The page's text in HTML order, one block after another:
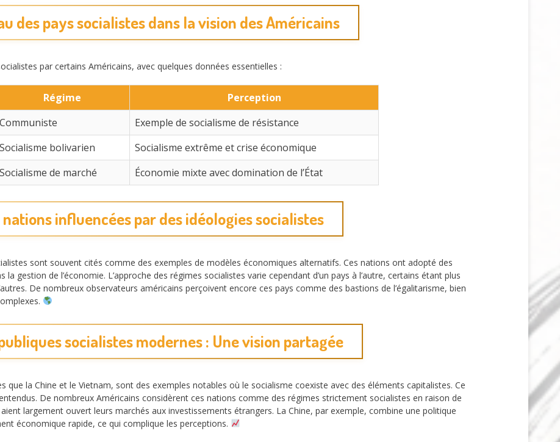
des pays socialistes dans la vision des Américains
par certains Américains, avec quelques données essentielles :
Régime
Perception
Communiste
Exemple de socialisme de résistance
Socialisme bolivarien
Socialisme extrême et crise économique
Socialisme de marché Économie mixte avec domination de l’État
nations influencées par des idéologies socialistes
sont souvent cités comme des exemples de modèles économiques alternatifs. Ces nations ont adopté des
gestion de l’économie. L’approche des régimes socialistes varie cependant d’un pays à l’autre, certains étant plus
De nombreux observateurs américains perçoivent encore ces pays comme des bastions de l’égalitarisme, bien
socialistes modernes : Une vision partagée
que la Chine et le Vietnam, sont des exemples notables où le socialisme coexiste avec des éléments capitalistes. Ce
De nombreux Américains considèrent ces nations comme des régimes strictement socialistes en raison de
largement ouvert leurs marchés aux investissements étrangers. La Chine, par exemple, combine une politique
économique rapide, ce qui complique les perceptions.